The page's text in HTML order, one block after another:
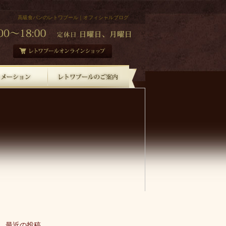
高級食パンのレトワブール｜オフィシャルブログ